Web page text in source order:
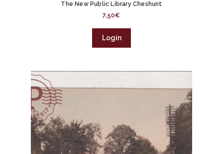
The New Public Library Cheshunt
7,50€
Login